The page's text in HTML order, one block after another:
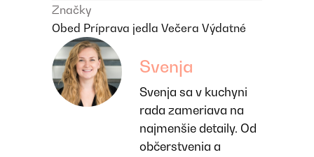
Značky
Obed Príprava jedla Večera Výdatné
Svenja
Svenja sa v kuchyni
rada zameriava na
najmenšie detaily. Od
občerstvenia a